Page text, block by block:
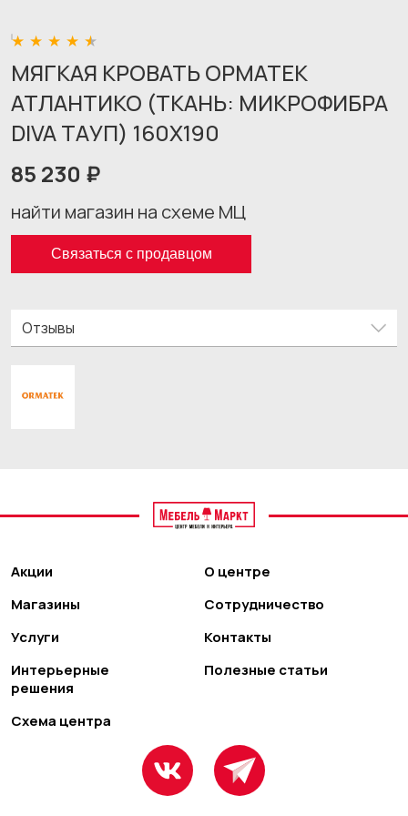
МЯГКАЯ КРОВАТЬ ОРМАТЕК
АТЛАНТИКО (ТКАНЬ: МИКРОФИБРА
DIVA ТАУП) 160X190
85 230 ₽
найти магазин на схеме МЦ
Связаться с продавцом
Отзывы
Акции
Магазины
Услуги
Интерьерные
решения
Схема центра
О центре
Сотрудничество
Контакты
Полезные статьи